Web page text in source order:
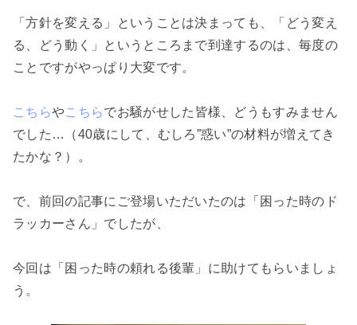
「方針を変える」ということは決まっても、「どう変え
る、どう動く」というところまで到達するのは、毎度の
ことですがやっぱり大変です。
こちらやこちらでお騒がせした皆様、どうもすみません
でした…（40歳にして、むしろ”惑い”の材料が増えてき
たかな？）。
で、前回の記事にご登場いただいたのは「困った時のド
ラッカーさん」でしたが、
今回は「困った時の頼れる後輩」に助けてもらいましょ
う。